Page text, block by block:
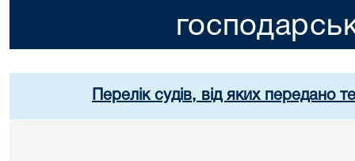
Перелік судів, від яких передано